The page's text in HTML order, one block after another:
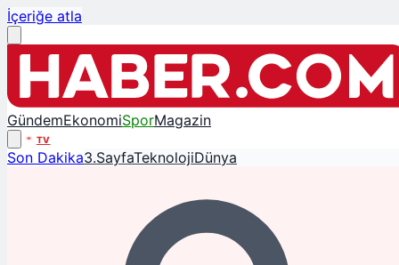
İçeriğe atla
GündemEkonomiSporMagazin
TV
Son Dakika3.SayfaTeknolojiDünya